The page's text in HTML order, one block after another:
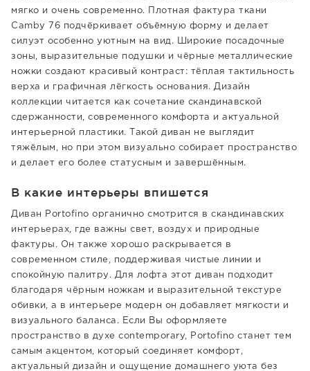
мягко и очень современно. Плотная фактура ткани
Camby 76 подчёркивает объёмную форму и делает
силуэт особенно уютным на вид. Широкие посадочные
зоны, выразительные подушки и чёрные металлические
ножки создают красивый контраст: тёплая тактильность
верха и графичная лёгкость основания. Дизайн
коллекции читается как сочетание скандинавской
сдержанности, современного комфорта и актуальной
интерьерной пластики. Такой диван не выглядит
тяжёлым, но при этом визуально собирает пространство
и делает его более статусным и завершённым.
В какие интерьеры впишется
Диван Portofino органично смотрится в скандинавских
интерьерах, где важны свет, воздух и природные
фактуры. Он также хорошо раскрывается в
современном стиле, поддерживая чистые линии и
спокойную палитру. Для лофта этот диван подходит
благодаря чёрным ножкам и выразительной текстуре
обивки, а в интерьере модерн он добавляет мягкости и
визуального баланса. Если Вы оформляете
пространство в духе contemporary, Portofino станет тем
самым акцентом, который соединяет комфорт,
актуальный дизайн и ощущение домашнего уюта без